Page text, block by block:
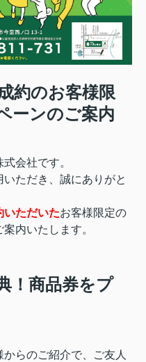
約のお客様限
ーンのご案内
会社です。
ただき、誠にありがと
いただいたお客様限定の
案内いたします。
！商品券をプ
らのご紹介で、ご友人